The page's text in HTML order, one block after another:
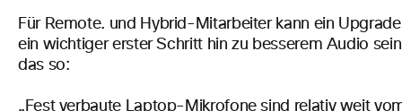
Für Remote. und Hybrid-Mitarbeiter kann ein
ein wichtiger erster Schritt hin zu besserem Audio
das so:
„Fest verbaute Laptop-Mikrofone sind relativ weit